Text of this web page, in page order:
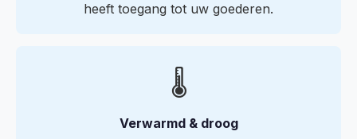
heeft toegang tot uw goederen.
🌡️
Verwarmd & droog